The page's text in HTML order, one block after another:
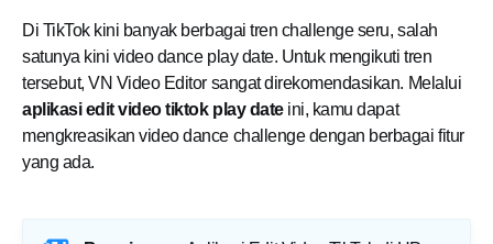
Di TikTok kini banyak berbagai tren challenge seru, salah
satunya kini video dance play date. Untuk mengikuti tren
tersebut, VN Video Editor sangat direkomendasikan. Melalui
aplikasi edit video tiktok play dateini, kamu dapat
mengkreasikan video dance challenge dengan berbagai fitur
yang ada.